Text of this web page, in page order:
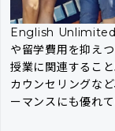
English Unlimited
や留学費用を抑え
授業に関連するこ
カウンセリングな
ーマンスにも優れて